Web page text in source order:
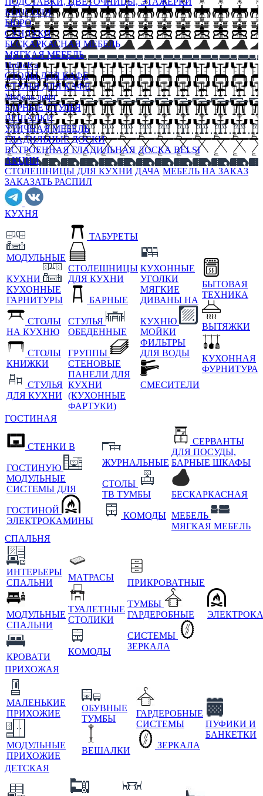
КОНСОЛИ
БЮРО
СУНДУКИ
БЕСКАРКАСНАЯ МЕБЕЛЬ
МЯГКАЯ МЕБЕЛЬ
HoReKa
СТОЛЫ ДЛЯ КАФЕ
СТУЛЬЯ ДЛЯ КАФЕ
Мебель лофт
БАРНЫЕ СТУЛЬЯ
ВЕШАЛКИ
УЛИЧНАЯ МЕБЕЛЬ
ГЛАДИЛЬНЫЕ ДОСКИ
ВСТРОЕННАЯ ГЛАДИЛЬНАЯ ДОСКА BELSI
АКЦИИ
СТОЛЕШНИЦЫ ДЛЯ КУХНИ ДАЧА МЕБЕЛЬ НА ЗАКАЗ
ЗАКАЗАТЬ РАСПИЛ
КУХНЯ
МОДУЛЬНЫЕ
КУХНИ
КУХОННЫЕ
ГАРНИТУРЫ
СТОЛЫ
НА КУХНЮ
СТОЛЫ
КНИЖКИ
СТУЛЬЯ
ДЛЯ КУХНИ
ТАБУРЕТЫ
СТОЛЕШНИЦЫ
ДЛЯ КУХНИ
БАРНЫЕ
СТУЛЬЯ
ОБЕДЕННЫЕ
ГРУППЫ
СТЕНОВЫЕ
ПАНЕЛИ ДЛЯ
КУХНИ
(КУХОННЫЕ
ФАРТУКИ)
КУХОННЫЕ
УГОЛКИ
МЯГКИЕ
ДИВАНЫ НА
КУХНЮ
МОЙКИ
ФИЛЬТРЫ
ДЛЯ ВОДЫ
СМЕСИТЕЛИ
БЫТОВАЯ
ТЕХНИКА
ВЫТЯЖКИ
КУХОННАЯ
ФУРНИТУРА
ГОСТИНАЯ
СТЕНКИ В
ГОСТИНУЮ
МОДУЛЬНЫЕ
СИСТЕМЫ ДЛЯ
ГОСТИНОЙ
ЭЛЕКТРОКАМИНЫ
ЖУРНАЛЬНЫЕ
СТОЛЫ
ТВ ТУМБЫ
КОМОДЫ
СЕРВАНТЫ
ДЛЯ ПОСУДЫ,
БАРНЫЕ ШКАФЫ
БЕСКАРКАСНАЯ
МЕБЕЛЬ
МЯГКАЯ МЕБЕЛЬ
СПАЛЬНЯ
ИНТЕРЬЕРЫ
СПАЛЬНИ
МОДУЛЬНЫЕ
СПАЛЬНИ
КРОВАТИ
МАТРАСЫ
ТУАЛЕТНЫЕ
СТОЛИКИ
КОМОДЫ
ПРИКРОВАТНЫЕ
ТУМБЫ
ГАРДЕРОБНЫЕ
СИСТЕМЫ
ЗЕРКАЛА
ПРИХОЖАЯ
МАЛЕНЬКИЕ
ПРИХОЖИЕ
МОДУЛЬНЫЕ
ПРИХОЖИЕ
ОБУВНЫЕ
ТУМБЫ
ВЕШАЛКИ
ГАРДЕРОБНЫЕ
СИСТЕМЫ
ЗЕРКАЛА
ПУФИКИ И
БАНКЕТКИ
ДЕТСКАЯ